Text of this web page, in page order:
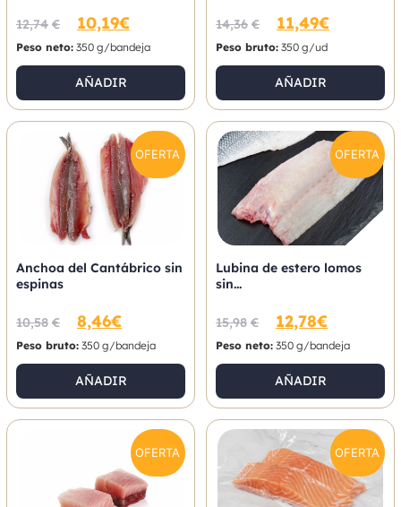
12,74 € 10,19€
Peso neto: 350 g/bandeja
AÑADIR
14,36 € 11,49€
Peso bruto: 350 g/ud
AÑADIR
OFERTA
Anchoa del Cantábrico sin
espinas
10,58 € 8,46€
Peso bruto: 350 g/bandeja
AÑADIR
OFERTA
Lubina de estero lomos
sin...
15,98 € 12,78€
Peso neto: 350 g/bandeja
AÑADIR
OFERTA OFERTA